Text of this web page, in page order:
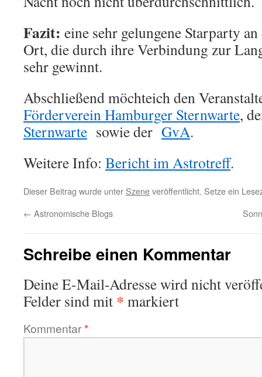
Fazit: eine sehr gelungene Starparty
Ort, die durch ihre Verbindung zur
sehr gewinnt.
Abschließend möchteich den
Förderverein Hamburger Sternwarte,
Sternwarte sowie der GvA.
Weitere Info: Bericht im Astrotreff.
Dieser Beitrag wurde unter Szeneveröffentlicht. Setze ein
← Astronomische Blogs
Schreibe einen Kommentar
Deine E-Mail-Adresse wird nicht
Felder sind mit * markiert
Kommentar*